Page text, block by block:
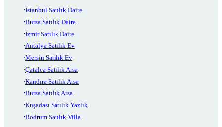
İstanbul Satılık Daire
Bursa Satılık Daire
İzmir Satılık Daire
Antalya Satılık Ev
Mersin Satılık Ev
Çatalca Satılık Arsa
Kandıra Satılık Arsa
Bursa Satılık Arsa
Kuşadası Satılık Yazlık
Bodrum Satılık Villa